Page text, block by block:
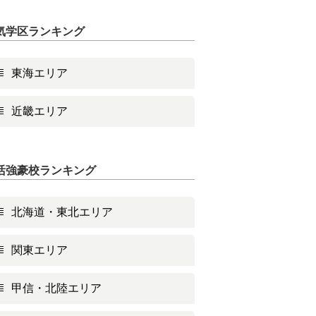
学区ランキング
東海エリア
近畿エリア
強豪校ランキング
北海道・東北エリア
関東エリア
甲信・北陸エリア